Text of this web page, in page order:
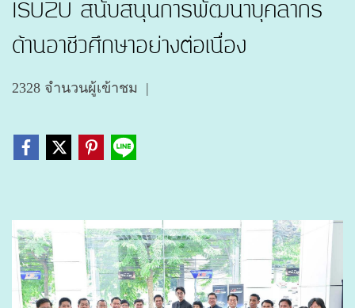
ISUZU สนับสนุนการพัฒนาบุคลากร
ด้านอาชีวศึกษาอย่างต่อเนื่อง
2328 จำนวนผู้เข้าชม |